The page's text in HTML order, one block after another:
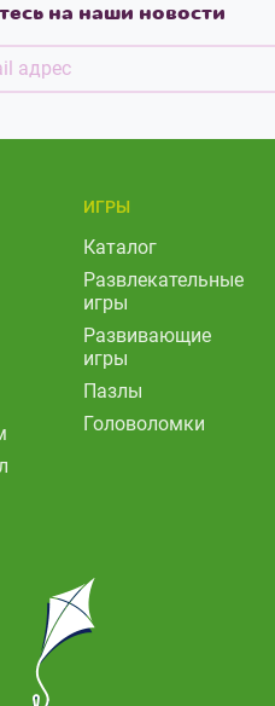
на наши новости
ИГРЫ
Каталог
Развлекательные
игры
Развивающие
игры
Пазлы
Головоломки